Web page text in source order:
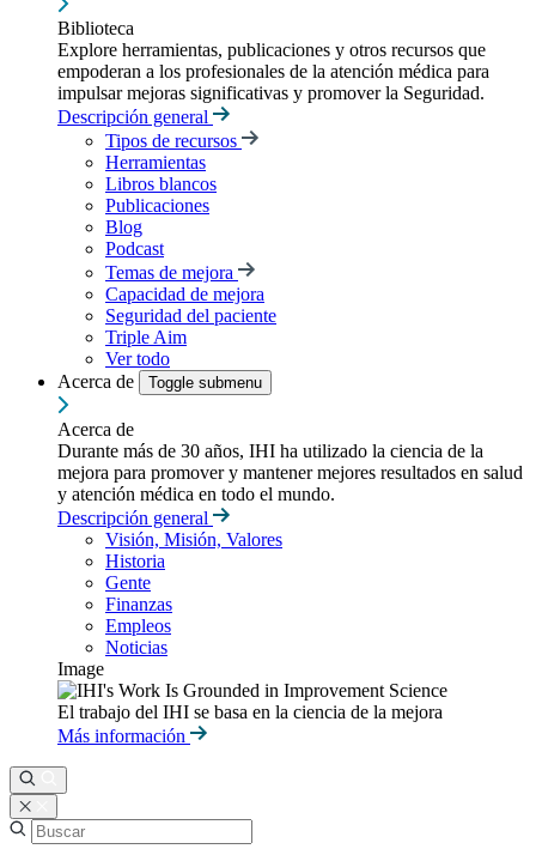
Biblioteca
Explore herramientas, publicaciones y otros recursos que
empoderan a los profesionales de la atención médica para
impulsar mejoras significativas y promover la Seguridad.
Descripción general
Tipos de recursos
Herramientas
Libros blancos
Publicaciones
Blog
Podcast
Temas de mejora
Capacidad de mejora
Seguridad del paciente
Triple Aim
Ver todo
Acerca de
Toggle submenu
Acerca de
Durante más de 30 años, IHI ha utilizado la ciencia de la
mejora para promover y mantener mejores resultados en salud
y atención médica en todo el mundo.
Descripción general
Visión, Misión, Valores
Historia
Gente
Finanzas
Empleos
Noticias
Image
El trabajo del IHI se basa en la ciencia de la mejora
Más información